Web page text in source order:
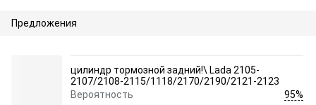
Предложения
цилиндр тормозной задний!\ Lada 2105-
2107/2108-2115/1118/2170/2190/2121-2123
Вероятность
95%